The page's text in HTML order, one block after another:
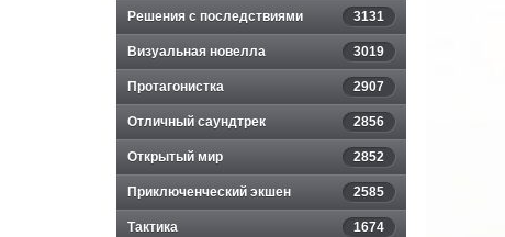
Решения с последствиями 3131
Визуальная новелла 3019
Протагонистка 2907
Отличный саундтрек 2856
Открытый мир 2852
Приключенческий экшен 2585
Тактика 1674